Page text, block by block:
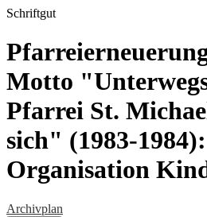
Schriftgut
Motto
Pfarrei St.
sich" (1983-1984):
Organisation
Archivplan